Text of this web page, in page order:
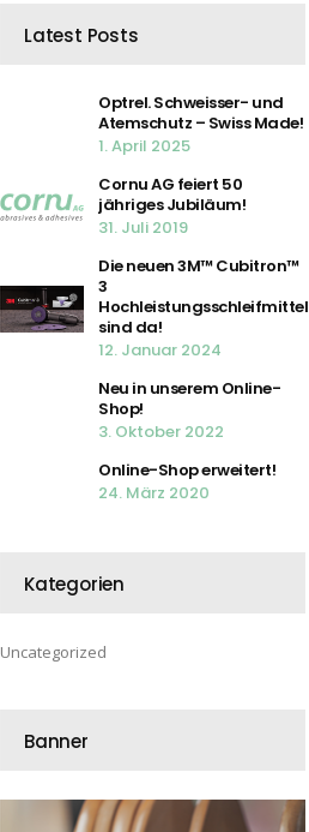
Latest Posts
Optrel. Schweisser- und
Atemschutz – Swiss Made!
1. April 2025
Cornu AG feiert 50
jähriges Jubiläum!
31. Juli 2019
Die neuen 3M™ Cubitron™
3
Hochleistungsschleifmittel
sind da!
12. Januar 2024
Neu in unserem Online-
Shop!
3. Oktober 2022
Online-Shop erweitert!
24. März 2020
Kategorien
Uncategorized
Banner